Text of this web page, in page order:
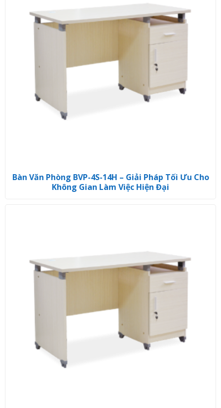
Bàn Văn Phòng BVP-4S-14H – Giải Pháp Tối Ưu Cho
Không Gian Làm Việc Hiện Đại